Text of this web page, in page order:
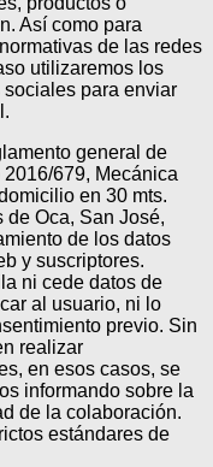
Así como para
de las redes
utilizaremos los
para enviar
general de
679, Mecánica
en 30 mts.
de Oca, San José,
de los datos
y suscriptores.
ni cede datos de
al usuario, ni lo
previo. Sin
realizar
en esos casos, se
informando sobre la
de la colaboración.
estándares de